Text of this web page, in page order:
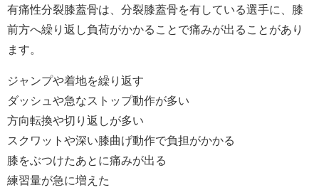
有痛性分裂膝蓋骨は、分裂膝蓋骨を有している選手に、膝
前方へ繰り返し負荷がかかることで痛みが出ることがあり
ます。
ジャンプや着地を繰り返す
ダッシュや急なストップ動作が多い
方向転換や切り返しが多い
スクワットや深い膝曲げ動作で負担がかかる
膝をぶつけたあとに痛みが出る
練習量が急に増えた